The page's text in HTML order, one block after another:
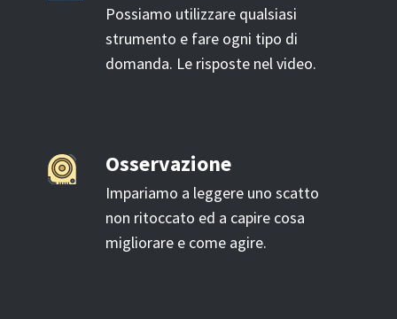
Possiamo utilizzare qualsiasi
strumento e fare ogni tipo di
domanda. Le risposte nel video.
Osservazione
Impariamo a leggere uno scatto
non ritoccato ed a capire cosa
migliorare e come agire.